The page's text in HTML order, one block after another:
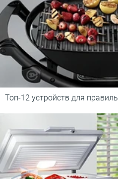
Топ-12 устройств для